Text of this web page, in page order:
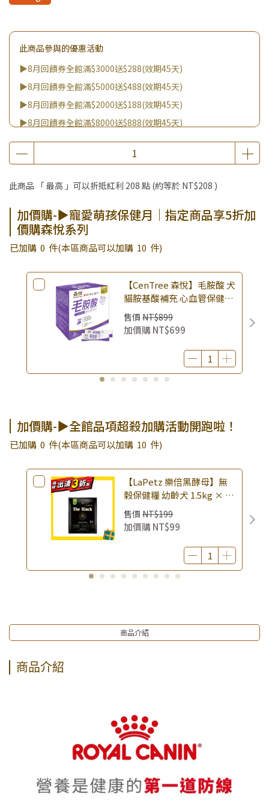
此商品參與的優惠活動
▶8月回饋券全館滿$3000送$288(效期45天)
▶8月回饋券全館滿$5000送$488(效期45天)
▶8月回饋券全館滿$2000送$188(效期45天)
▶8月回饋券全館滿$8000送$888(效期45天)
▶消費滿999｜享超值價$299加購BIO UP面膜
▶全館不限消費金額｜享超值價$19起 加購自然主義嚐鮮試吃
▶王國加購活動 訂單享超值優惠價加購好物
▶寵愛萌孩保健月｜指定商品享5折加價購森悅系列
▶全館品項超殺加購活動開跑啦！
▶皇家 購買指定商品送美容梳
止)
▶皇家 購買指定商品送主食濕糧 (二選一)
此商品 「 最高 」可以折抵紅利 208 點 (約等於 NT$208 )
加價購-▶寵愛萌孩保健月｜指定商品享5折加
價購森悅系列
已加購 0 件(本區商品可以加購 10 件)
【CenTree 森悅】毛胺酸 犬
貓胺基酸補充 心血管保健
1g×30包入 × 盒｜抗氧化
活力維持 日常營養
售價 NT$899
加價購NT$699
加價購-▶全館品項超殺加購活動開跑啦！
已加購 0 件(本區商品可以加購 10 件)
【LaPetz 樂倍黑酵母】無
榖保健糧 幼齡犬 1.5kg × 包
｜(廠效期20260818) 狗乾糧
狗飼料 幼犬飼料 無穀配方｜
即期品
售價 NT$199
加價購NT$99
商品介紹
商品介紹